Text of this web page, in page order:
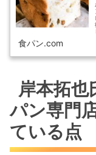
食パン.com
岸本拓
パン専門
ている点